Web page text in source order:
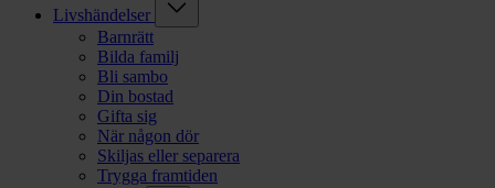
Livshändelser
Barnrätt
Bilda familj
Bli sambo
Din bostad
Gifta sig
När någon dör
Skiljas eller separera
Trygga framtiden